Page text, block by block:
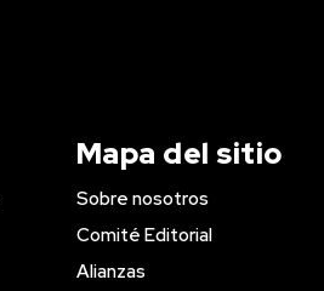
Mapa del sitio
Sobre nosotros
Comité Editorial
Alianzas